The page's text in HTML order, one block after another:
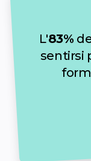
L'83%
sentirsi